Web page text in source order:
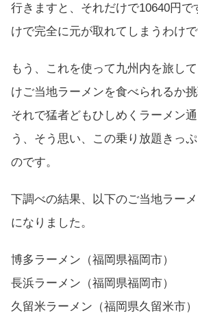
行きますと、それだけで10640円で
けで完全に元が取れてしまうわけで
もう、これを使って九州内を旅し
けご当地ラーメンを食べられるか挑
それで猛者どもひしめくラーメン
う、そう思い、この乗り放題きっ
のです。
下調べの結果、以下のご当地ラー
になりました。
博多ラーメン（福岡県福岡市）
長浜ラーメン（福岡県福岡市）
久留米ラーメン（福岡県久留米市）